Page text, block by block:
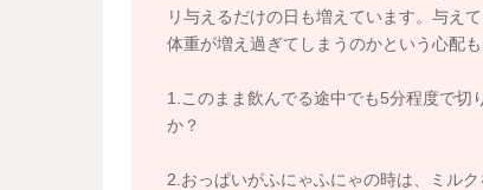
リ与えるだけの日も増えています。与え
体重が増え過ぎてしまうのかという心配
1.このまま飲んでる途中でも5分程度で切
か？
2.おっぱいがふにゃふにゃの時は、ミル